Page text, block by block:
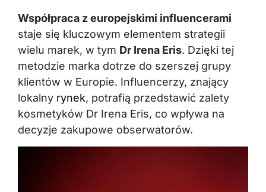
Współpraca z europejskimi influencerami
staje się kluczowym elementem strategii
wielu marek, w tym Dr Irena Eris. Dzięki tej
metodzie marka dotrze do szerszej grupy
klientów w Europie. Influencerzy, znający
lokalny rynek, potrafią przedstawić zalety
kosmetyków Dr Irena Eris, co wpływa na
decyzje zakupowe obserwatorów.